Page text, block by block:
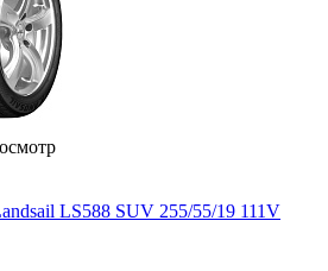
LS588 SUV 255/55/19 111V